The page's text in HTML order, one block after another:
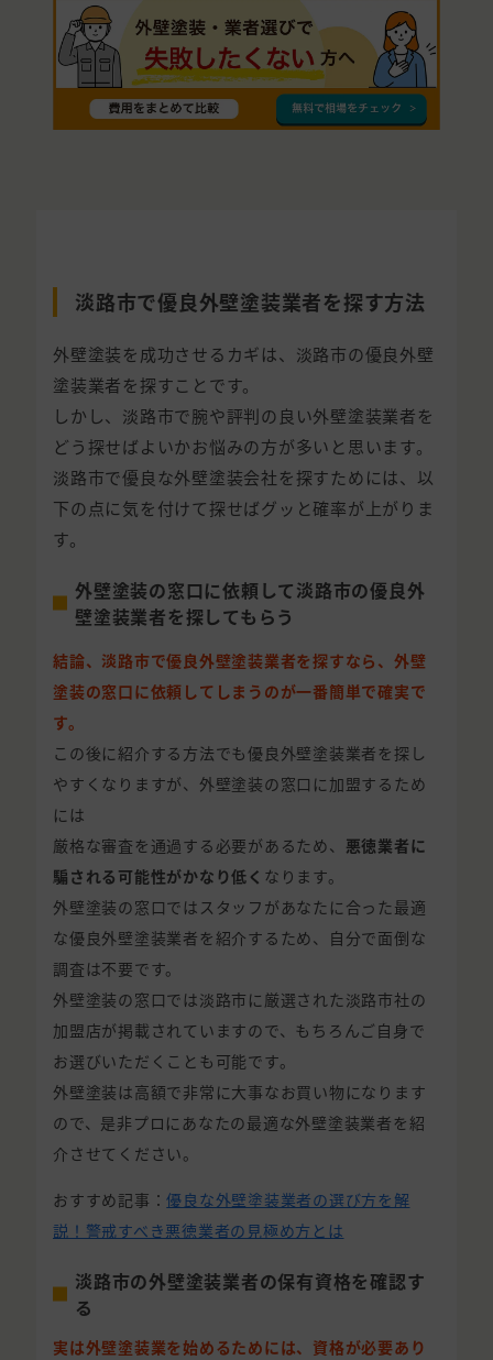
淡路市で優良外壁塗装業者を探す方法
外壁塗装を成功させるカギは、淡路市の優良外壁
塗装業者を探すことです。
しかし、淡路市で腕や評判の良い外壁塗装業者を
どう探せばよいかお悩みの方が多いと思います。
淡路市で優良な外壁塗装会社を探すためには、以
下の点に気を付けて探せばグッと確率が上がりま
す。
外壁塗装の窓口に依頼して淡路市の優良外
壁塗装業者を探してもらう
結論、淡路市で優良外壁塗装業者を探すなら、外壁
塗装の窓口に依頼してしまうのが一番簡単で確実で
す。
この後に紹介する方法でも優良外壁塗装業者を探し
やすくなりますが、外壁塗装の窓口に加盟するため
には
厳格な審査を通過する必要があるため、 悪徳業者に
騙される可能性がかなり低く なります。
外壁塗装の窓口ではスタッフがあなたに合った最適
な優良外壁塗装業者を紹介するため、自分で面倒な
調査は不要です。
外壁塗装の窓口では淡路市に厳選された淡路市社の
加盟店が掲載されていますので、もちろんご自身で
お選びいただくことも可能です。
外壁塗装は高額で非常に大事なお買い物になります
ので、是非プロにあなたの最適な外壁塗装業者を紹
介させてください。
おすすめ記事：優良な外壁塗装業者の選び方を解
説！警戒すべき悪徳業者の見極め方とは
淡路市の外壁塗装業者の保有資格を確認す
る
実は外壁塗装業を始めるためには、資格が必要あり